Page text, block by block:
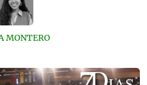
MONTERO